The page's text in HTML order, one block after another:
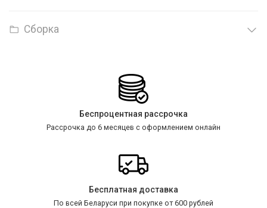
Сборка
Беспроцентная рассрочка
Рассрочка до 6 месяцев с оформлением онлайн
Бесплатная доставка
По всей Беларуси при покупке от 600 рублей